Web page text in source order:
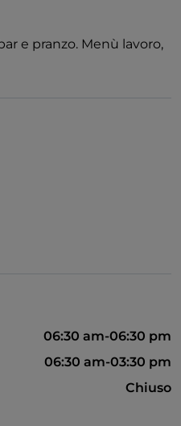
e pranzo. Menù lavoro,
06:30 am-06:30 pm
06:30 am-03:30 pm
Chiuso